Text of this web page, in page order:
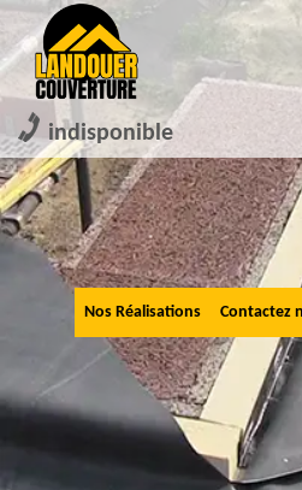
indisponible
Nos Réalisations Contactez